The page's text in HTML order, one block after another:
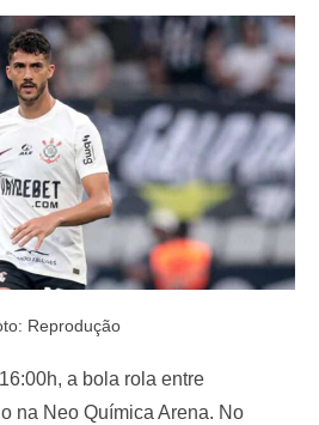
Reprodução
a bola rola entre
na Neo Química Arena. No